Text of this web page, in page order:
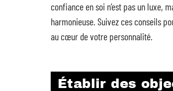
confiance en soi n’est pas un luxe,
harmonieuse. Suivez ces conseils
au cœur de votre personnalité.
Établir des